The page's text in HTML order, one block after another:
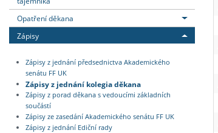
Opatření děkana
Zápisy
Zápisy z jednání předsednictva Akademického
senátu FF UK
Zápisy z jednání kolegia děkana
Zápisy z porad děkana s vedoucími základních
součástí
Zápisy ze zasedání Akademického senátu FF UK
Zápisy z jednání Ediční rady